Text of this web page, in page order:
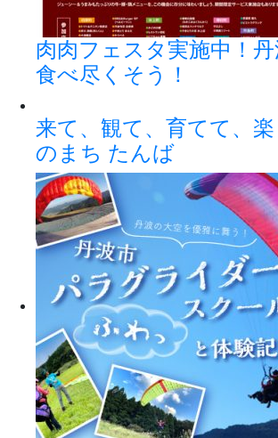
肉肉フェスタ実施中！
食べ尽くそう！
来て、観て、育てて、
のまち たんば